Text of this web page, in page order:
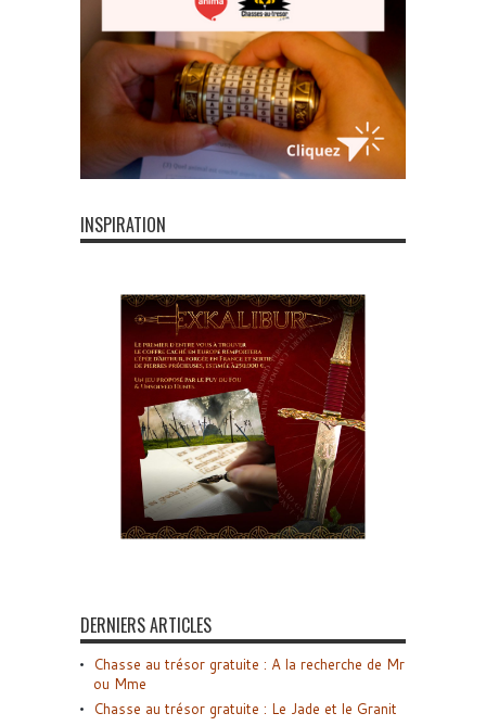
INSPIRATION
DERNIERS ARTICLES
Chasse au trésor gratuite : A la recherche de Mr
ou Mme
Chasse au trésor gratuite : Le Jade et le Granit